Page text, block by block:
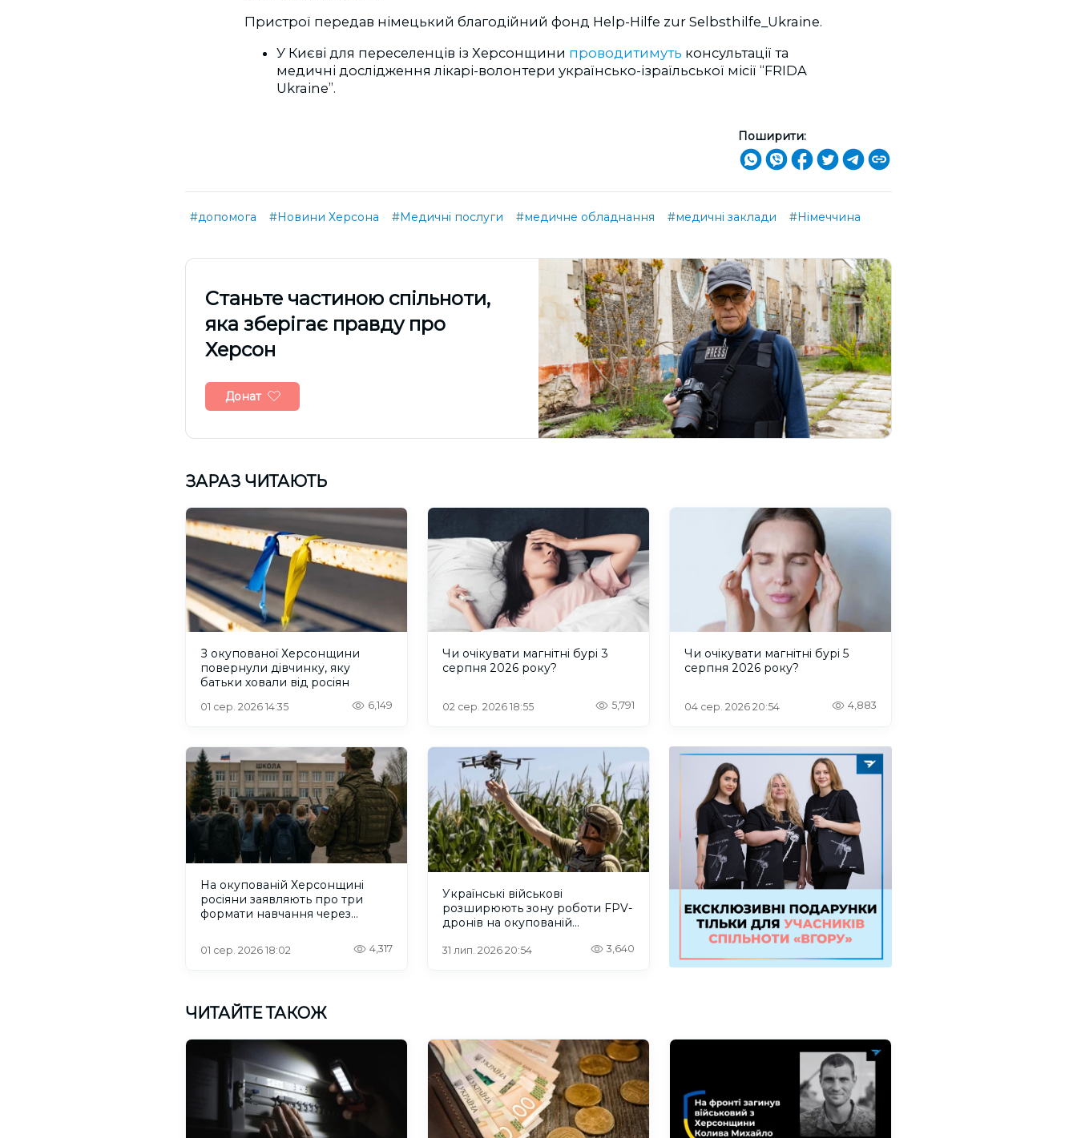
Пристрої передав німецький благодійний фонд Help-Hilfe zur Selbsthilfe_Ukraine.
У Києві для переселенців із Херсонщини проводитимуть консультації та
медичні дослідження лікарі-волонтери українсько-ізраїльської місії “FRIDA
Ukraine”.
Поширити:
#допомога #Новини Херсона #Медичні послуги #медичне обладнання #медичні заклади #Німеччина
Cтаньте частиною спільноти,
яка зберігає правду про
Херсон
Донат
ЗАРАЗ ЧИТАЮТЬ
З окупованої Херсонщини
повернули дівчинку, яку
батьки ховали від росіян
01 сер. 2026 14:35 6,149
Чи очікувати магнітні бурі 3
серпня 2026 року?
02 сер. 2026 18:55 5,791
Чи очікувати магнітні бурі 5
серпня 2026 року?
04 сер. 2026 20:54 4,883
На окупованій Херсонщині
росіяни заявляють про три
формати навчання через
01 сер. 2026 18:02 4,317
Українські військові
розширюють зону роботи FPV-
дронів на окупованій
31 лип. 2026 20:54 3,640
ЧИТАЙТЕ ТАКОЖ